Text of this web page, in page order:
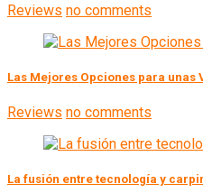
Reviews no comments
Las Mejores Opciones para
Reviews no comments
La fusión entre tecnología y